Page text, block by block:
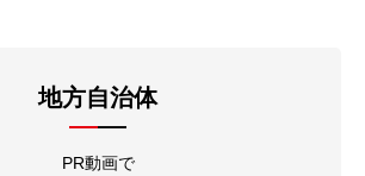
地方自治体
PR動画で